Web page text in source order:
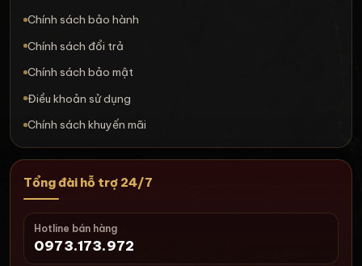
Chính sách bảo hành
Chính sách đổi trả
Chính sách bảo mật
Điều khoản sử dụng
Chính sách khuyến mãi
Tổng đài hỗ trợ 24/7
Hotline bán hàng
0973.173.972